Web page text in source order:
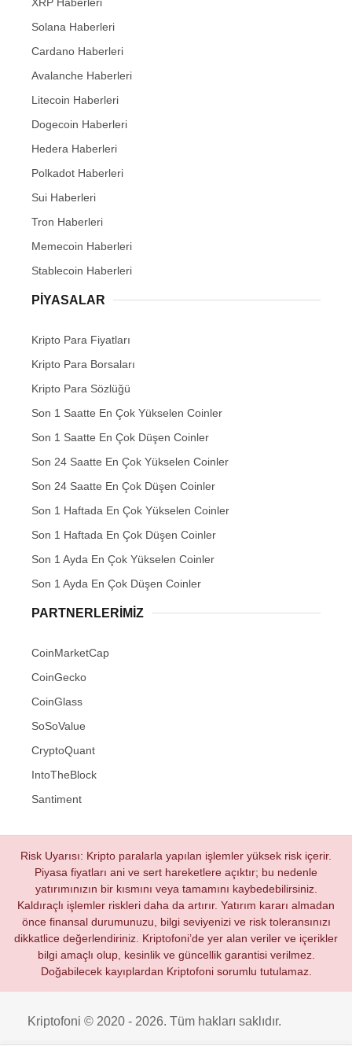
Solana Haberleri
Cardano Haberleri
Avalanche Haberleri
Litecoin Haberleri
Dogecoin Haberleri
Hedera Haberleri
Polkadot Haberleri
Sui Haberleri
Tron Haberleri
Memecoin Haberleri
Stablecoin Haberleri
PIYASALAR
Kripto Para Fiyatları
Kripto Para Borsaları
Kripto Para Sözlüğü
Son 1 Saatte En Çok Yükselen Coinler
Son 1 Saatte En Çok Düşen Coinler
Son 24 Saatte En Çok Yükselen Coinler
Son 24 Saatte En Çok Düşen Coinler
Son 1 Haftada En Çok Yükselen Coinler
Son 1 Haftada En Çok Düşen Coinler
Son 1 Ayda En Çok Yükselen Coinler
Son 1 Ayda En Çok Düşen Coinler
PARTNERLERIMIZ
CoinMarketCap
CoinGecko
CoinGlass
SoSoValue
CryptoQuant
IntoTheBlock
Santiment
Risk Uyarısı: Kripto paralarla yapılan işlemler yüksek risk içerir.
Piyasa fiyatları ani ve sert hareketlere açıktır; bu nedenle
yatırımınızın bir kısmını veya tamamını kaybedebilirsiniz.
Kaldıraçlı işlemler riskleri daha da artırır. Yatırım kararı almadan
önce finansal durumunuzu, bilgi seviyenizi ve risk toleransınızı
dikkatlice değerlendiriniz. Kriptofoni’de yer alan veriler ve içerikler
bilgi amaçlı olup, kesinlik ve güncellik garantisi verilmez.
Doğabilecek kayıplardan Kriptofoni sorumlu tutulamaz.
Kriptofoni © 2020 - 2026. Tüm hakları saklıdır.